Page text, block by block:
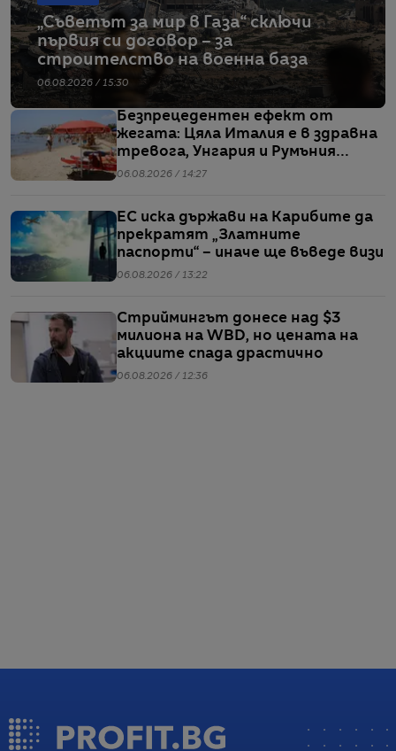
„Съветът за мир в Газа“ сключи
първия си договор – за
строителство на военна база
06.08.2026 / 15:30
Безпрецедентен ефект от
жегата: Цяла Италия е в здравна
тревога, Унгария и Румъния
пестят електричество
06.08.2026 / 14:27
ЕС иска държави на Карибите да
прекратят „Златните
паспорти“ – иначе ще въведе визи
06.08.2026 / 13:22
Стриймингът донесе над $3
милиона на WBD, но цената на
акциите спада драстично
06.08.2026 / 12:36